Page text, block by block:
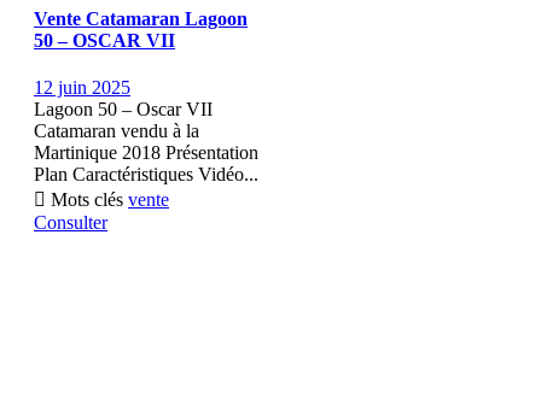
Vente Catamaran Lagoon
50 – OSCAR VII
12 juin 2025
Lagoon 50 – Oscar VII
Catamaran vendu à la
Martinique 2018 Présentation
Plan Caractéristiques Vidéo...
 Mots clés vente
Consulter